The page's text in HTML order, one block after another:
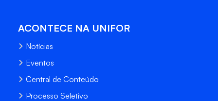
ACONTECE NA UNIFOR
Notícias
Eventos
Central de Conteúdo
Processo Seletivo